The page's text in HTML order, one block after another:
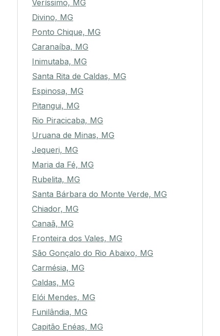
Veríssimo, MG
Divino, MG
Ponto Chique, MG
Caranaíba, MG
Inimutaba, MG
Santa Rita de Caldas, MG
Espinosa, MG
Pitangui, MG
Rio Piracicaba, MG
Uruana de Minas, MG
Jequeri, MG
Maria da Fé, MG
Rubelita, MG
Santa Bárbara do Monte Verde, MG
Chiador, MG
Canaã, MG
Fronteira dos Vales, MG
São Gonçalo do Rio Abaixo, MG
Carmésia, MG
Caldas, MG
Elói Mendes, MG
Funilândia, MG
Capitão Enéas, MG